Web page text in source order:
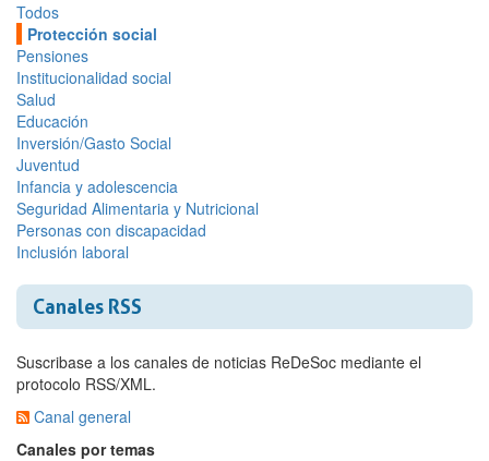
Todos
Protección social
Pensiones
Institucionalidad social
Salud
Educación
Inversión/Gasto Social
Juventud
Infancia y adolescencia
Seguridad Alimentaria y Nutricional
Personas con discapacidad
Inclusión laboral
Canales RSS
Suscribase a los canales de noticias ReDeSoc mediante el
protocolo RSS/XML.
Canal general
Canales por temas